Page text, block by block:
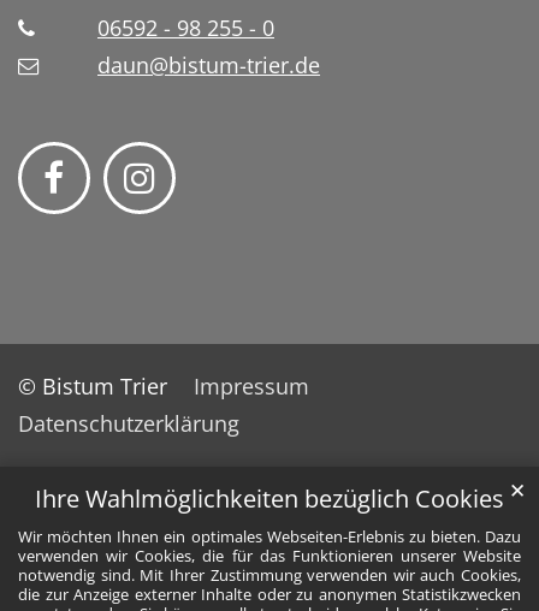
Ihre Wahlmöglichkeiten bezüglich Cookies
Wir möchten Ihnen ein optimales Webseiten-Erlebnis zu bieten. Dazu
verwenden wir Cookies, die für das Funktionieren unserer Website
notwendig sind. Mit Ihrer Zustimmung verwenden wir auch Cookies,
die zur Anzeige externer Inhalte oder zu anonymen Statistikzwecken
✕
06592 - 98 255 - 0
daun@bistum-trier.de
© Bistum Trier
Impressum
Datenschutzerklärung